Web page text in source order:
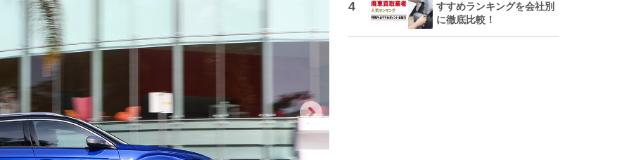
すすめランキングを会社別
に徹底比較！